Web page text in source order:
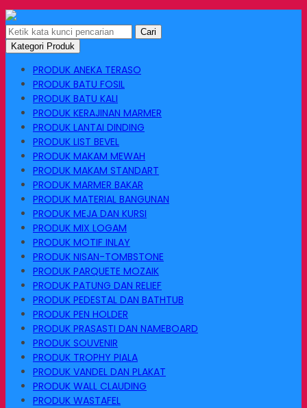
Cari
Kategori Produk
PRODUK ANEKA TERASO
PRODUK BATU FOSIL
PRODUK BATU KALI
PRODUK KERAJINAN MARMER
PRODUK LANTAI DINDING
PRODUK LIST BEVEL
PRODUK MAKAM MEWAH
PRODUK MAKAM STANDART
PRODUK MARMER BAKAR
PRODUK MATERIAL BANGUNAN
PRODUK MEJA DAN KURSI
PRODUK MIX LOGAM
PRODUK MOTIF INLAY
PRODUK NISAN-TOMBSTONE
PRODUK PARQUETE MOZAIK
PRODUK PATUNG DAN RELIEF
PRODUK PEDESTAL DAN BATHTUB
PRODUK PEN HOLDER
PRODUK PRASASTI DAN NAMEBOARD
PRODUK SOUVENIR
PRODUK TROPHY PIALA
PRODUK VANDEL DAN PLAKAT
PRODUK WALL CLAUDING
PRODUK WASTAFEL